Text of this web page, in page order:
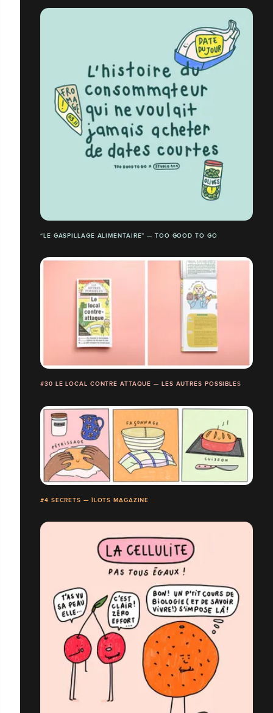
“LE GASPILLAGE ALIMENTAIRE” — TOO GOOD TO GO
#30 LE LOCAL CONTRE ATTAQUE — LES AUTRES POSSIBLES
#4 SECRETS — ÎLOTS MAGAZINE